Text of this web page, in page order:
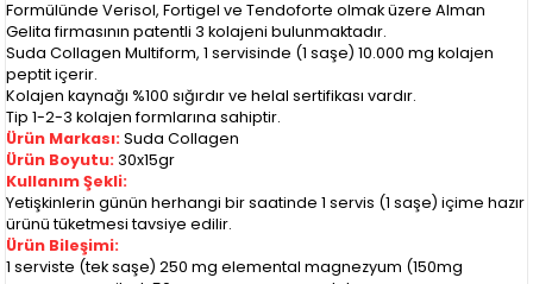
Formülünde Verisol, Fortigel ve Tendoforte olmak üzere Alman
Gelita firmasının patentli 3 kolajeni bulunmaktadır.
Suda Collagen Multiform, 1 servisinde (1 saşe) 10.000 mg kolajen
peptit içerir.
Kolajen kaynağı %100 sığırdır ve helal sertifikası vardır.
Tip 1-2-3 kolajen formlarına sahiptir.
Ürün Markası: Suda Collagen
Ürün Boyutu: 30x15gr
Kullanım Şekli:
Yetişkinlerin günün herhangi bir saatinde 1 servis (1 saşe) içime hazır
ürünü tüketmesi tavsiye edilir.
Ürün Bileşimi:
1 serviste (tek saşe) 250 mg elemental magnezyum (150mg